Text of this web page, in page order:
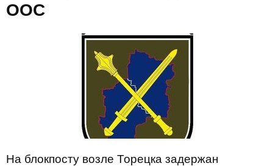
ООС
На блокпосту возле Торецка задержан